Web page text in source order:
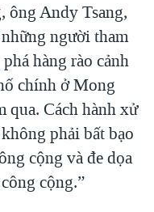
ông Andy Tsang,
người tham
hàng rào cảnh
chính ở Mong
qua. Cách hành xử
phải bất bạo
cộng và đe dọa
cộng.”